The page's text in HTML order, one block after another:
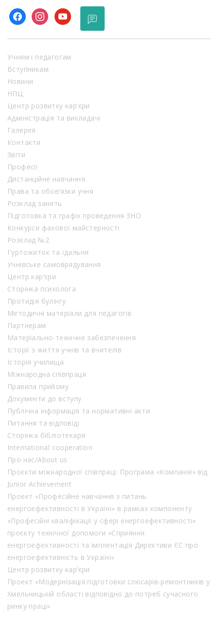
facebookinstagram
youtube
Учням і педагогам
Вступникам
Новини
НПЦ
Центр розвитку кар’єри
Адміністрація та викладачі
Галерея
Контакти
Звіти
Професії
Дистанційне навчання
Права та обов’язки учня
Розклад занять
Підготовка та графік проведення ЗНО
Конкурси фахової майстерності
Розклад №2
Гуртожиток та їдальня
Учнівське самоврядування
Центр кар’єри
Сторінка психолога
Протидія булінгу
Методичні матеріали для педагогів
Партнерам
Матеріально-технічне забезпечення
Історії з життя учнів та вчителів
Історія училища
Міжнародна співпраця
Правила прийому
Документи до вступу
Публічна інформація та нормативні акти
Питання та відповіді
Сторінка бібліотекаря
International cooperation
Про нас/About us
Проєкти міжнародної співпраці: Програма «Компанія» від
Junior Achievement
Проект «Професійне навчання з питань
енергоефективності в Україні» в рамках компоненту
«Професійні кваліфікації у сфері енергоефективності»
проєкту технічної допомоги «Сприяння
енергоефективності та імплентація Директиви ЄС про
енергоефективність в Україні»
Центр розвитку кар’єри
Проект «Модернізація підготовки слюсарів-ремонтників у
Хмельницькій області відповідно до потреб сучасного
ринку праці»